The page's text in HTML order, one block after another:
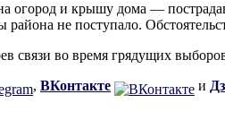
огород и крышу дома —
не поступало.
связи во время грядущих
, ВКонтакте и